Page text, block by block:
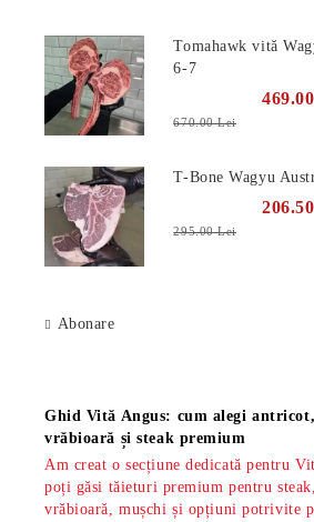
Tomahawk vită
6-7
670.00 Lei
T-Bone Wagyu
295.00 Lei
Abonare
Ghid Vită Angus: cum alegi
vrăbioară și steak premium
Am creat o secțiune dedicată pentru
poți găsi tăieturi premium pentru
vrăbioară, mușchi și opțiuni potrivite